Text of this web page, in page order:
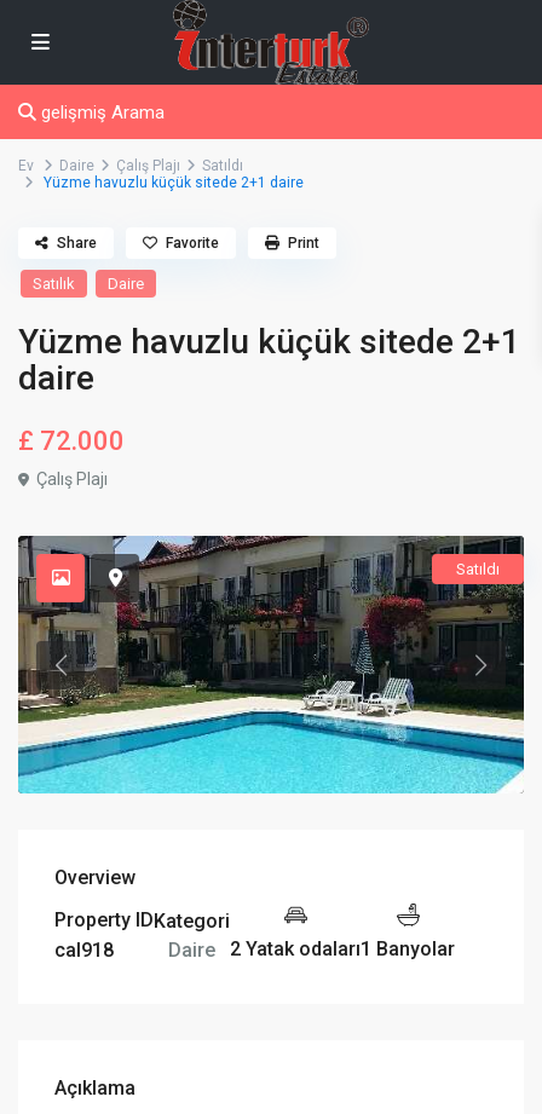
gelişmiş Arama
Ev Daire Çalış Plajı
Satıldı
Yüzme havuzlu küçük sitede 2+1 daire
Satılık Daire
Yüzme havuzlu küçük sitede 2+1
daire
£ 72.000
Çalış Plajı
Share Favorite Print
Satıldı
Overview
Property ID
cal918
Kategori
Daire
2 Yatak odaları1 Banyolar
Açıklama